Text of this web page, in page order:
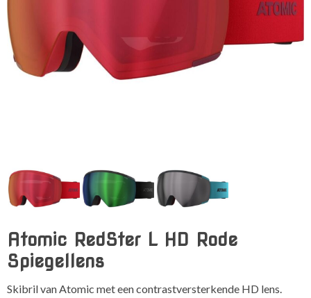
Atomic RedSter L HD Rode
Spiegellens
Skibril van Atomic met een contrastversterkende HD lens.